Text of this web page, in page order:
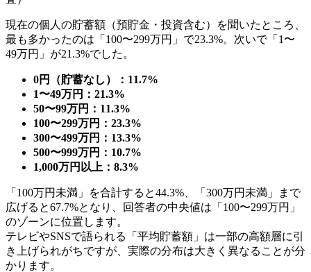
現在の個人の貯蓄額（預貯金・投資含む）を聞いたところ、
最も多かったのは「100〜299万円」で23.3%。次いで「1〜
49万円」が21.3%でした。
0円（貯蓄なし）：11.7%
1〜49万円：21.3%
50〜99万円：11.3%
100〜299万円：23.3%
300〜499万円：13.3%
500〜999万円：10.7%
1,000万円以上：8.3%
「100万円未満」を合計すると44.3%、「300万円未満」まで
広げると67.7%となり、回答者の中央値は「100〜299万円」
のゾーンに位置します。
テレビやSNSで語られる「平均貯蓄額」は一部の高額層に引
き上げられがちですが、実際の分布は大きく異なることが分
かります。